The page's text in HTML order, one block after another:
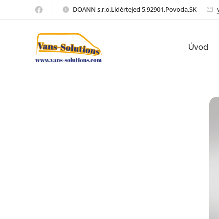
DOANN s.r.o.Lidértejed 5,92901,Povoda,SK
Úvod